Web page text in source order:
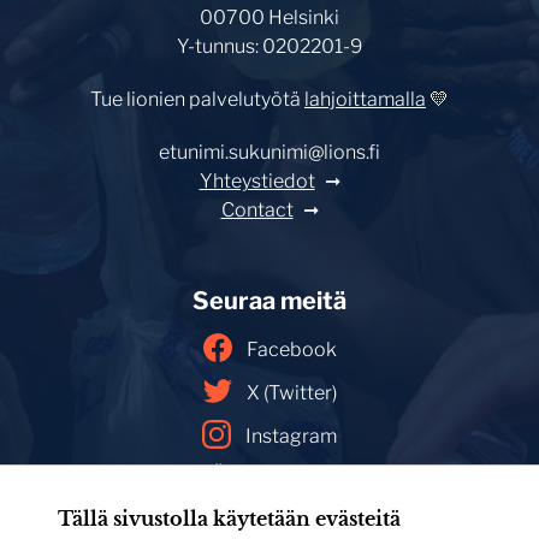
Tällä sivustolla käytetään evästeitä
00700 Helsinki
Y-tunnus: 0202201-9
Tue lionien palvelutyötä lahjoittamalla 💛
etunimi.sukunimi@lions.fi
Yhteystiedot
Contact
Seuraa meitä
Facebook
X (Twitter)
Instagram
Facebookin mainoskirjasto